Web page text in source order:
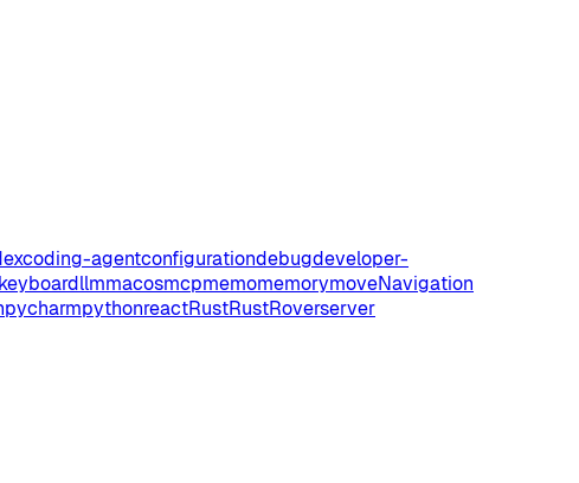
coding-agentconfigurationdebugdeveloper-
keyboardllmmacosmcpmemomemorymoveNavigation
pycharmpythonreactRustRustRoverserver